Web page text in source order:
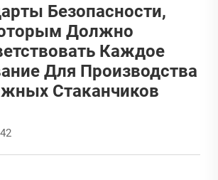
Безопасности,
Должно
Каждое
Для Производства
Стаканчиков